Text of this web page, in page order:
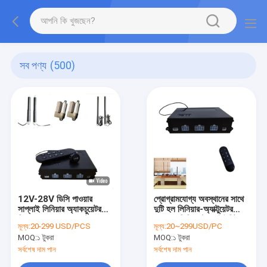
সব পণ্য (500)
12V-28V ডিসি পাওয়ার
সাপ্লাই লিনিয়ার অ্যাকচুয়েটর
অবস্থান প্রোগ্রামযোগ্য
মূল্য:20-299 USD/PCS
MOQ:১ টুকরা
সর্বশেষ দাম পান
প্রোগ্রামযোগ্য অবস্থানের সাথে
দুটি হল লিনিয়ার-অ্যাক্টুয়েটর
সিঙ্ক্রোনাইজ
মূল্য:20~299USD/PC
MOQ:১ টুকরা
সর্বশেষ দাম পান